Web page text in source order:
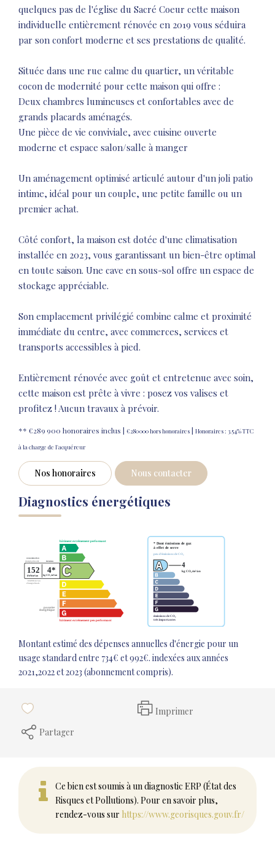
quelques pas de l'église du Sacré Coeur cette maison
individuelle entièrement rénovée en 2019 vous séduira
par son confort moderne et ses prestations de qualité.
Située dans une rue calme du quartier, un véritable
cocon de modernité pour cette maison qui offre :
Deux chambres lumineuses et confortables avec de
grands placards aménagés.
Une pièce de vie conviviale, avec cuisine ouverte
moderne et espace salon/salle à manger
Un aménagement optimisé articulé autour d'un joli patio
intime, idéal pour un couple, une petite famille ou un
premier achat.
Côté confort, la maison est dotée d'une climatisation
installée en 2023, vous garantissant un bien-être optimal
en toute saison. Une cave en sous-sol offre un espace de
stockage appréciable.
Son emplacement privilégié combine calme et proximité
immédiate du centre, avec commerces, services et
transports accessibles à pied.
Entièrement rénovée avec goût et entretenue avec soin,
cette maison est prête à vivre : posez vos valises et
profitez ! Aucun travaux à prévoir.
** €289 900 honoraires inclus | €280 000hors honoraires | Honoraires : 3.54% TTC
à la charge de l'acquéreur
Nos honoraires Nous contacter
Diagnostics énergétiques
Montant estimé des dépenses annuelles d'énergie pour un
usage standard entre 734€ et 992€. indexées aux années
2021,2022 et 2023 (abonnement compris).
Imprimer
Partager
Ce bien est soumis à un diagnostic ERP (État des
Risques et Pollutions). Pour en savoir plus,
rendez-vous sur https://www.georisques.gouv.fr/